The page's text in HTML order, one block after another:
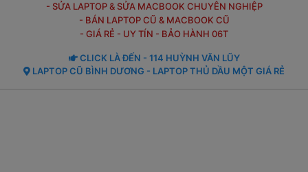
- SỬA LAPTOP & SỬA MACBOOK CHUYÊN NGHIỆP
- BÁN LAPTOP CŨ & MACBOOK CŨ
- GIÁ RẺ - UY TÍN - BẢO HÀNH 06T
CLICK LÀ ĐẾN - 114 HUỲNH VĂN LŨY
LAPTOP CŨ BÌNH DƯƠNG - LAPTOP THỦ DẦU MỘT GIÁ RẺ